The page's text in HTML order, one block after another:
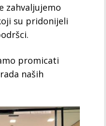
zahvaljujemo
su pridonijeli
promicati
naših